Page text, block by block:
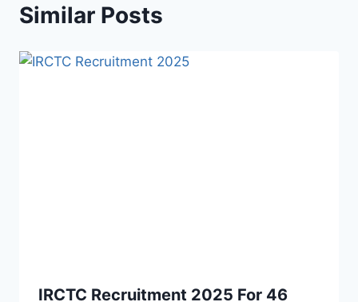
Similar Posts
IRCTC Recruitment 2025 For 46